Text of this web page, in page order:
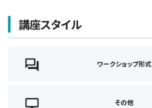
講座スタイル
ワークショップ形式
その他